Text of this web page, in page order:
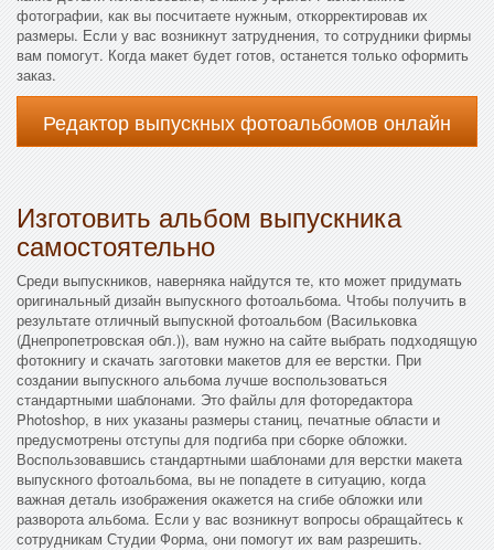
фотографии, как вы посчитаете нужным, откорректировав их
размеры. Если у вас возникнут затруднения, то сотрудники фирмы
вам помогут. Когда макет будет готов, останется только оформить
заказ.
Редактор выпускных фотоальбомов онлайн
Изготовить альбом выпускника
самостоятельно
Среди выпускников, наверняка найдутся те, кто может придумать
оригинальный дизайн выпускного фотоальбома. Чтобы получить в
результате отличный выпускной фотоальбом (Васильковка
(Днепропетровская обл.)), вам нужно на сайте выбрать подходящую
фотокнигу и скачать заготовки макетов для ее верстки. При
создании выпускного альбома лучше воспользоваться
стандартными шаблонами. Это файлы для фоторедактора
Photoshop, в них указаны размеры станиц, печатные области и
предусмотрены отступы для подгиба при сборке обложки.
Воспользовавшись стандартными шаблонами для верстки макета
выпускного фотоальбома, вы не попадете в ситуацию, когда
важная деталь изображения окажется на сгибе обложки или
разворота альбома. Если у вас возникнут вопросы обращайтесь к
сотрудникам Студии Форма, они помогут их вам разрешить.